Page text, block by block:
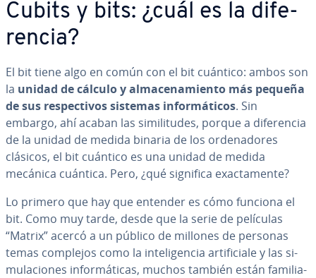
Cubits y bits: ¿cuál es la di­fe­
re­n­cia?
El bit tiene algo en común con el bit cuántico: ambos son
la unidad de cálculo y al­ma­ce­na­mie­n­to más pequeña
de sus re­s­pe­c­ti­vos sistemas in­fo­r­má­ti­cos. Sin
embargo, ahí acaban las si­mi­li­tu­des, porque a di­fe­re­n­cia
de la unidad de medida binaria de los or­de­na­do­res
clásicos, el bit cuántico es una unidad de medida
mecánica cuántica. Pero, ¿qué significa exac­ta­me­n­te?
Lo primero que hay que entender es cómo funciona el
bit. Como muy tarde, desde que la serie de películas
“Matrix” acercó a un público de millones de personas
temas complejos como la in­te­li­ge­n­cia ar­ti­fi­cia­le y las si­
mu­la­cio­nes in­fo­r­má­ti­cas, muchos también están fa­mi­lia­